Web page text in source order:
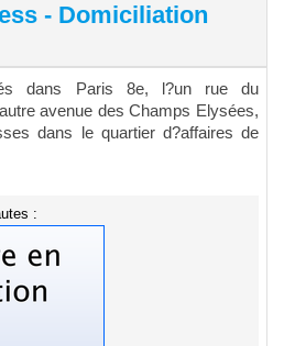
- Domiciliation
dans Paris 8e, l?un rue du
avenue des Champs Elysées,
dans le quartier d?affaires de
: